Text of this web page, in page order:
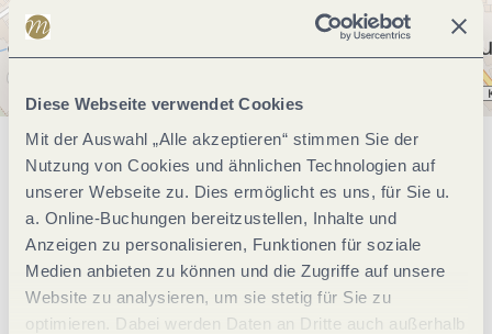
Diese Webseite verwendet Cookies
Mit der Auswahl „Alle akzeptieren“ stimmen Sie der
Nutzung von Cookies und ähnlichen Technologien auf
unserer Webseite zu. Dies ermöglicht es uns, für Sie u.
a. Online-Buchungen bereitzustellen, Inhalte und
Anzeigen zu personalisieren, Funktionen für soziale
Medien anbieten zu können und die Zugriffe auf unsere
Website zu analysieren, um sie stetig für Sie zu
optimieren. Dabei werden Daten an Dritte auch außerhalb
Allgemeine Informationen
Öffnungszeiten